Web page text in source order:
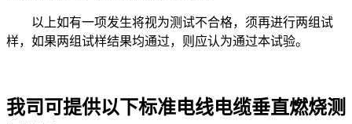
以上如有一项发生将视为测试不合格，须再进行两组试
样，如果两组试样结果均通过，则应认为通过本试验。
我司可提供以下标准电线电缆垂直燃烧测